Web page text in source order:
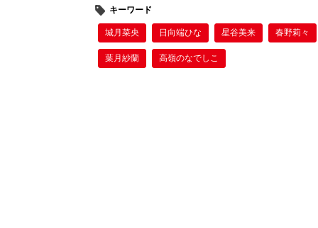
キーワード
城月菜央 日向端ひな 星谷美来 春野莉々
葉月紗蘭 高嶺のなでしこ